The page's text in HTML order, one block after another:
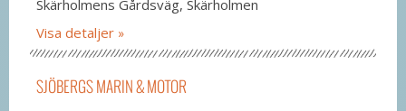
Skärholmens Gårdsväg, Skärholmen
Visa detaljer
SJÖBERGS MARIN & MOTOR